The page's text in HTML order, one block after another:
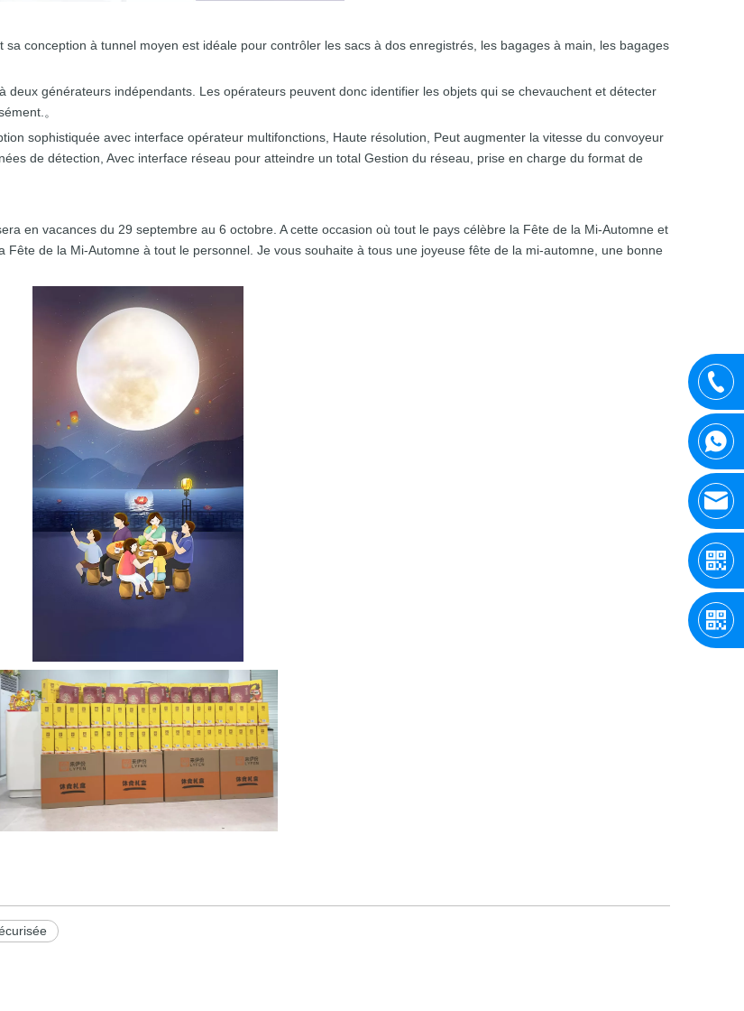
conception à tunnel moyen est idéale pour contrôler les sacs à dos enregistrés, les bagages à main, les bagages
générateurs indépendants. Les opérateurs peuvent donc identifier les objets qui se chevauchent et détecter
。
sophistiquée avec interface opérateur multifonctions, Haute résolution, Peut augmenter la vitesse du convoyeur
de détection, Avec interface réseau pour atteindre un total Gestion du réseau, prise en charge du format de
en vacances du 29 septembre au 6 octobre. A cette occasion où tout le pays célèbre la Fête de la Mi-Automne et
de la Mi-Automne à tout le personnel. Je vous souhaite à tous une joyeuse fête de la mi-automne, une bonne